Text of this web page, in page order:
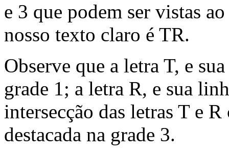
e 3 que podem ser vistas
nosso texto claro é TR.
Observe que a letra T, e
grade 1; a letra R, e sua
intersecção das letras T e
destacada na grade 3.